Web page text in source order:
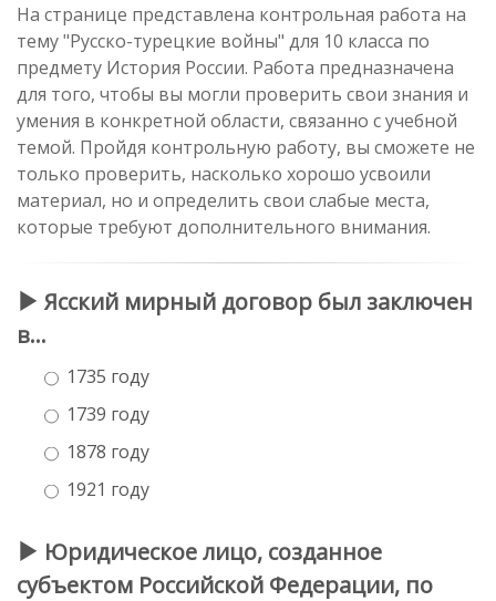
На странице представлена контрольная работа на
тему "Русско-турецкие войны" для 10 класса по
предмету История России. Работа предназначена
для того, чтобы вы могли проверить свои знания и
умения в конкретной области, связанно с учебной
темой. Пройдя контрольную работу, вы сможете не
только проверить, насколько хорошо усвоили
материал, но и определить свои слабые места,
которые требуют дополнительного внимания.
Ясский мирный договор был заключен
в…
1735 году
1739 году
1878 году
1921 году
Юридическое лицо, созданное
субъектом Российской Федерации, по